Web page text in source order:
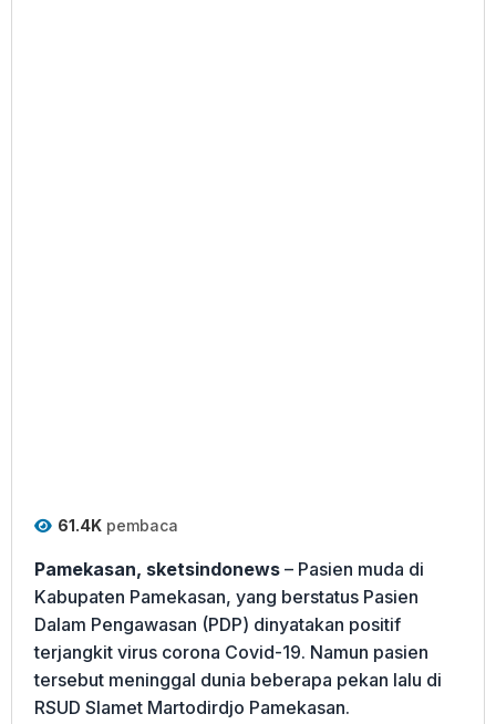
61.4K pembaca
Pamekasan, sketsindonews – Pasien muda di
Kabupaten Pamekasan, yang berstatus Pasien
Dalam Pengawasan (PDP) dinyatakan positif
terjangkit virus corona Covid-19. Namun pasien
tersebut meninggal dunia beberapa pekan lalu di
RSUD Slamet Martodirdjo Pamekasan.